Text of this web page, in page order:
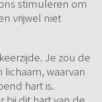
stimuleren om
vrijwel niet
Je zou de
waarvan
hart is.